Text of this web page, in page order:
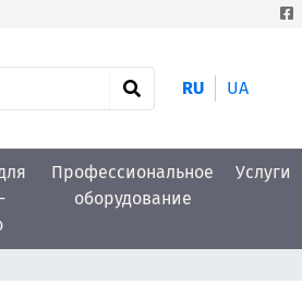
RU UA
Профессиональное
оборудование
Услуги